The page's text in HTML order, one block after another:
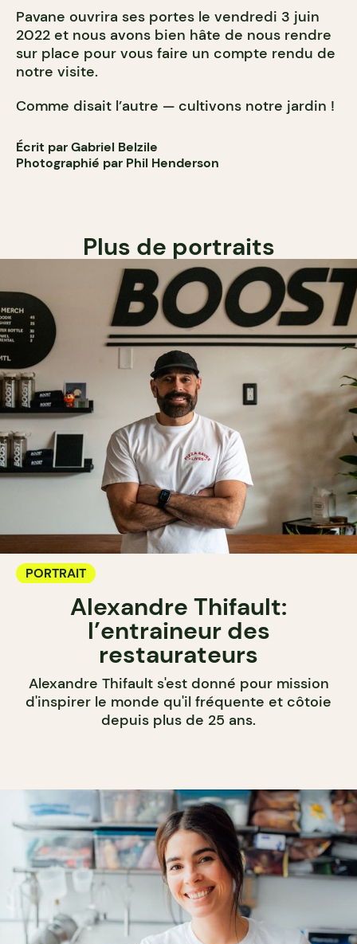
Pavane ouvrira ses portes le vendredi 3 juin
2022 et nous avons bien hâte de nous rendre
sur place pour vous faire un compte rendu de
notre visite.
Comme disait l’autre — cultivons notre jardin !
Écrit par Gabriel Belzile
Photographié par Phil Henderson
Plus de portraits
PORTRAIT
Alexandre Thifault:
l’entraineur des
restaurateurs
Alexandre Thifault s'est donné pour mission
d'inspirer le monde qu'il fréquente et côtoie
depuis plus de 25 ans.